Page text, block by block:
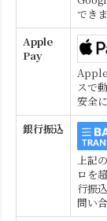
でき
Apple
Pay
Apple
スで
安全
銀行振込
上記
ロを
行振
問い